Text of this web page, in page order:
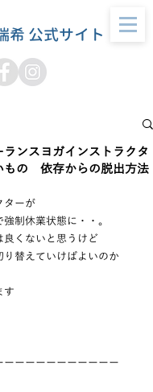
希 公式サイト
ランスヨガインストラクタ
もの 依存からの脱出方法
ターが
制休業状態に・・。
くないと思うけど
り替えていけばよいのか
す
ーーーーーーーーーーー